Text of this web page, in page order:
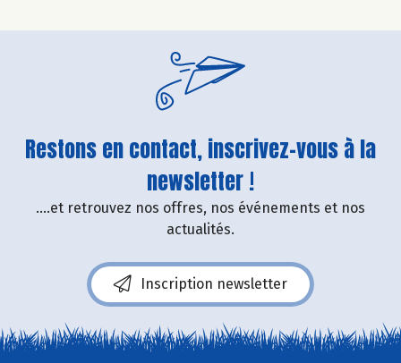
Restons en contact, inscrivez-vous à la
newsletter !
....et retrouvez nos offres, nos événements et nos
actualités.
Inscription newsletter